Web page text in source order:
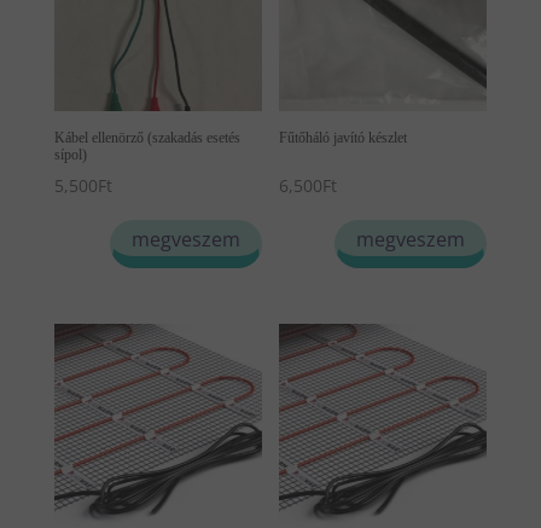
Kábel ellenörző (szakadás esetés
sípol)
5,500Ft
megveszem
Fűtőháló javító készlet
6,500Ft
megveszem